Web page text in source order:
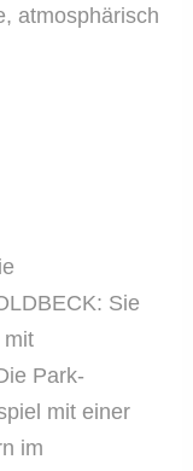
atmosphärisch
Sie
mit
Park-
mit einer
im